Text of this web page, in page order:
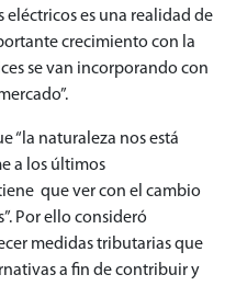
es una realidad de
crecimiento con la
se van incorporando con
“la naturaleza nos está
a los últimos
que ver con el cambio
Por ello consideró
medidas tributarias que
a fin de contribuir y